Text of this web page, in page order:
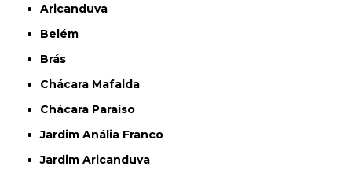
Aricanduva
Belém
Brás
Chácara Mafalda
Chácara Paraíso
Jardim Anália Franco
Jardim Aricanduva